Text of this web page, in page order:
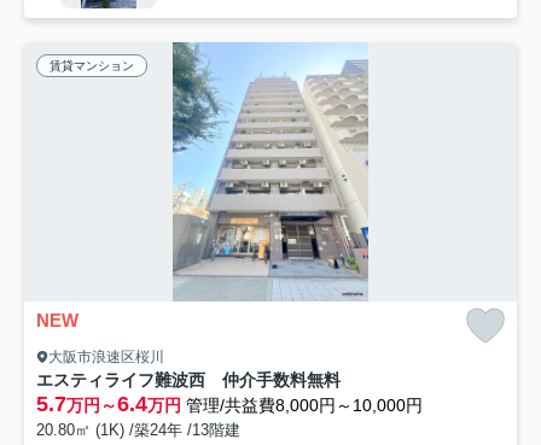
賃貸マンション
NEW
大阪市浪速区桜川
エスティライフ難波西 仲介手数料無料
5.7万円～6.4万円 管理/共益費8,000円～10,000円
20.80㎡ (1K) /築24年 /13階建